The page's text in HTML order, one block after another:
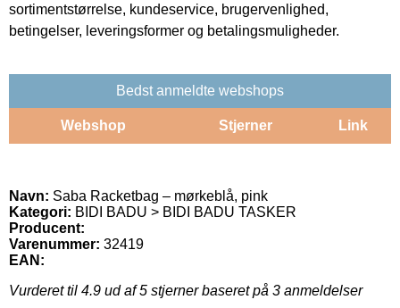
sortimentstørrelse, kundeservice, brugervenlighed,
betingelser, leveringsformer og betalingsmuligheder.
Bedst anmeldte webshops
Webshop Stjerner Link
Navn: Saba Racketbag – mørkeblå, pink
Kategori: BIDI BADU > BIDI BADU TASKER
Producent:
Varenummer: 32419
EAN:
Vurderet til 4.9 ud af 5 stjerner baseret på 3 anmeldelser